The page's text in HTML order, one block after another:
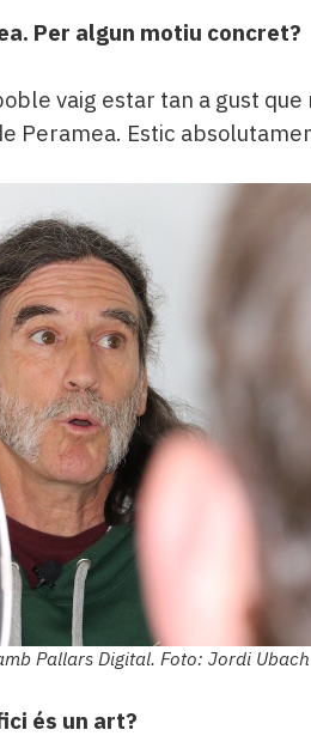
Per algun motiu concret?
vaig estar tan a gust que
Peramea. Estic
Pallars Digital. Foto: Jordi Ubach
és un art?